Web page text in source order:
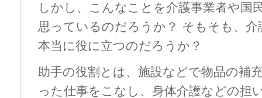
しかし、こんなことを介護事業者や国
思っているのだろうか？ そもそも、
本当に役に立つのだろうか？
助手の役割とは、施設などで物品の補
った仕事をこなし、身体介護などの担